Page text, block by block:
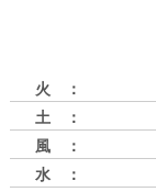
火 ：
土 ：
風 ：
水 ：